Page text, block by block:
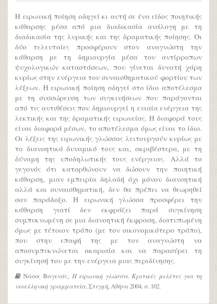
Η ειρωνική ποίηση οδηγεί κι αυτή σε ένα είδος ποιητικής
κάθαρσης μέσα από μια διαδικασία ανάλογη με τη
διαδικασία της λυρικής και της δραματικής ποίησης. Οι
δύο τελευταίες προσφέρουν στον αναγνώστη την
κάθαρση με τη δημιουργία μέσα του αντίρροπων
ψυχολογικών καταστάσεων, που γίνεται δυνατή χάρη
κυρίως στην ενέργεια του συναισθηματικού φορτίου των
λέξεων. Η ειρωνική ποίηση οδηγεί στο ίδιο αποτέλεσμα
με τη συσσώρευση των συγκινήσεων που παράγονται
από τις αντιθέσεις που δημιουργεί η ενιαία ενέργεια της
λεκτικής και της δραματικής ειρωνείας. Η διαφορά τους
είναι διαφορά μέσων, το αποτέλεσμα όμως είναι το ίδιο.
Οι λέξεις της ειρωνικής γλώσσας λειτουργούν κυρίως με
το διανοητικό δυναμικό τους και, ακριβέστερα, με τη
δύναμη της υποδηλωτικής τους ενέργειας. Αλλά το
γεγονός ότι κατορθώνουν να δώσουν την ποιητική
κάθαρση, μιαν εμπειρία δηλαδή όχι μόνον διανοητική
αλλά και συναισθηματική, δεν θα πρέπει να θεωρηθεί
σαν παράδοξο. Η ειρωνική γλώσσα προσφέρει την
κάθαρση γιατί δεν εκφράζει παρά συγκίνηση
συμπυκνωμένη σε μια διανοητική έκφραση, διατυπωμένη
όμως με τέτοιον τρόπο (με τον οικονομικότερο τρόπο),
που στην επαφή της με τον αναγνώστη να
αποσυμπυκνώνεται ακαριαία και να παρασύρει τη
συγκίνησή του με την ενέργεια μιας περιδίνησης.
Νάσος Bαγενάς, Η ειρωνική γλώσσα.Κριτικές μελέτες για τη
νεοελληνική γραμματεία, Στιγμή, Αθήνα 2004, σ. 102.